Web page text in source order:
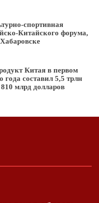
спортивная
Китайского форума,
Китая в первом
года составил 5,5 трлн
млрд долларов